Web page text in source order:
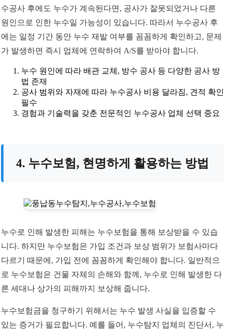
수공사 후에도 누수가 계속된다면, 공사가 잘못되었거나 다른
원인으로 인한 누수일 가능성이 있습니다. 따라서 누수공사 후
에는 일정 기간 동안 누수 재발 여부를 꼼꼼하게 확인하고, 문제
가 발생하면 즉시 업체에 연락하여 A/S를 받아야 합니다.
누수 원인에 따라 배관 교체, 방수 공사 등 다양한 공사 방
법 존재
공사 범위와 자재에 따라 누수공사 비용 달라짐, 견적 확인
필수
경험과 기술력을 갖춘 전문적인 누수공사 업체 선택 중요
4. 누수보험, 현명하게 활용하는 방법
누수로 인해 발생한 피해는 누수보험을 통해 보상받을 수 있습
니다. 하지만 누수보험은 가입 조건과 보상 범위가 보험사마다
다르기 때문에, 가입 전에 꼼꼼하게 확인해야 합니다. 일반적으
로 누수보험은 건물 자체의 손해와 함께, 누수로 인해 발생한 다
른 세대나 상가의 피해까지 보상해 줍니다.
누수보험금을 청구하기 위해서는 누수 발생 사실을 입증할 수
있는 증거가 필요합니다. 예를 들어, 누수탐지 업체의 진단서, 누